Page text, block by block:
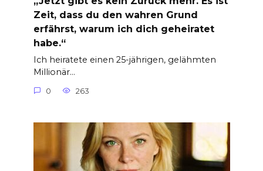
Zeit, dass du den wahren Grund
erfährst, warum ich dich geheiratet
habe.“
Ich heiratete einen 25-jährigen, gelähmten
Millionär…
0 263